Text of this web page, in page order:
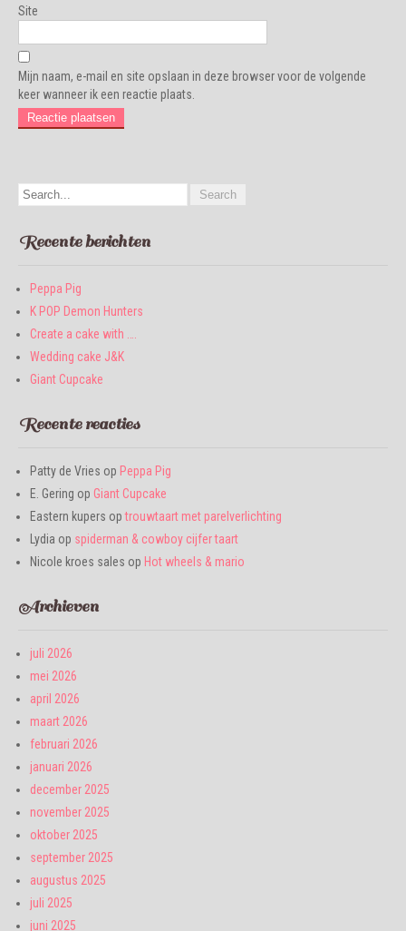
Site
Mijn naam, e-mail en site opslaan in deze browser voor de volgende
keer wanneer ik een reactie plaats.
Recente berichten
Peppa Pig
K POP Demon Hunters
Create a cake with ….
Wedding cake J&K
Giant Cupcake
Recente reacties
Patty de Vries op Peppa Pig
E. Gering op Giant Cupcake
Eastern kupers optrouwtaart met parelverlichting
Lydia op spiderman & cowboy cijfer taart
Nicole kroes sales op Hot wheels & mario
Archieven
juli 2026
mei 2026
april 2026
maart 2026
februari 2026
januari 2026
december 2025
november 2025
oktober 2025
september 2025
augustus 2025
juli 2025
juni 2025